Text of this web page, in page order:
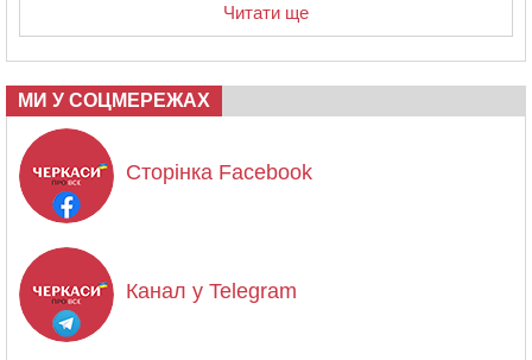
Читати ще
МИ У СОЦМЕРЕЖАХ
Сторінка Facebook
Канал у Telegram